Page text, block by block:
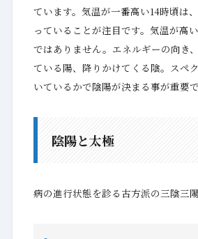
ています。気温が一番高い14時頃は
っていることが注目です。気温が高
ではありません。エネルギーの向き
ている陽、降りかけてくる陰。スペ
いているかで陰陽が決まる事が重要で
陰陽と太極
病の進行状態を診る古方派の三陰三